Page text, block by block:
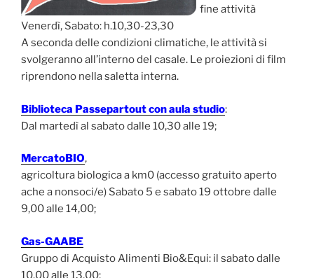
fine attività
Venerdì, Sabato: h.10,30-23,30
A seconda delle condizioni climatiche, le attività si
svolgeranno all’interno del casale. Le proiezioni di film
riprendono nella saletta interna.
Biblioteca Passepartout con aula studio:
Dal martedì al sabato dalle 10,30 alle 19;
MercatoBIO,
agricoltura biologica a km0 (accesso gratuito aperto
ache a nonsoci/e) Sabato 5 e sabato 19 ottobre dalle
9,00 alle 14,00;
Gas-GAABE
Gruppo di Acquisto Alimenti Bio&Equi: il sabato dalle
10.00 alle 13,00;